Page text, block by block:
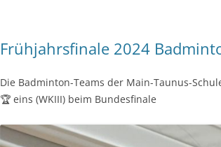
Frühjahrsfinale 2024
Die Badminton-Teams der Main-Taunus-
🏆 eins (WKIII) beim Bundesfinale